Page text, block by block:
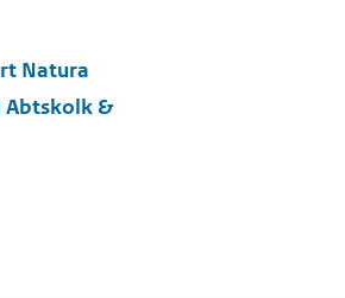
Natura
Abtskolk &